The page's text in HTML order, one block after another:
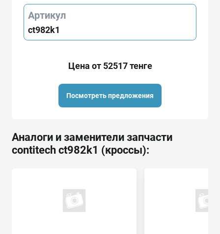
Артикул
ct982k1
Цена от 52517 тенге
Посмотреть предложения
Аналоги и заменители запчасти
contitech ct982k1 (кроссы):